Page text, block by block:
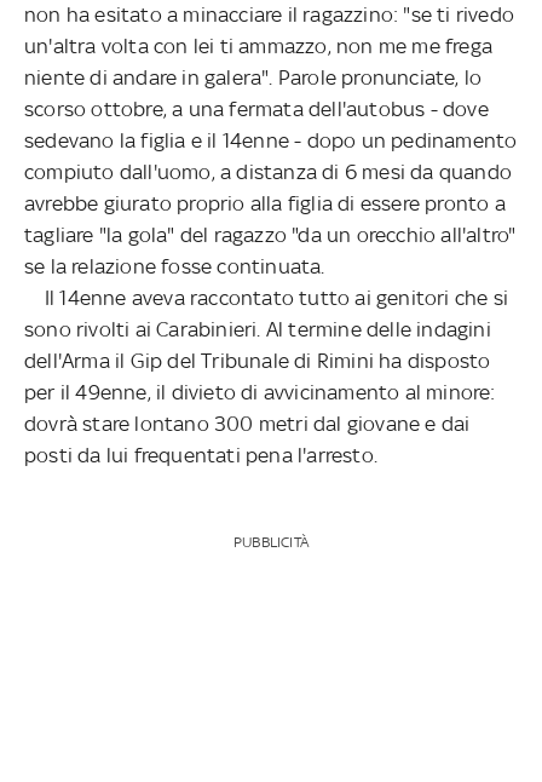
non ha esitato a minacciare il ragazzino: "se ti rivedo
un'altra volta con lei ti ammazzo, non me me frega
niente di andare in galera". Parole pronunciate, lo
scorso ottobre, a una fermata dell'autobus - dove
sedevano la figlia e il 14enne - dopo un pedinamento
compiuto dall'uomo, a distanza di 6 mesi da quando
avrebbe giurato proprio alla figlia di essere pronto a
tagliare "la gola" del ragazzo "da un orecchio all'altro"
se la relazione fosse continuata.
Il 14enne aveva raccontato tutto ai genitori che si
sono rivolti ai Carabinieri. Al termine delle indagini
dell'Arma il Gip del Tribunale di Rimini ha disposto
per il 49enne, il divieto di avvicinamento al minore:
dovrà stare lontano 300 metri dal giovane e dai
posti da lui frequentati pena l'arresto.
PUBBLICITÀ